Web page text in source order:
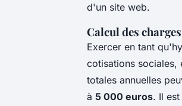
d'un site web.
Calcul des
Exercer en tant
cotisations sociales,
totales annuelles
à 5 000 euros. Il